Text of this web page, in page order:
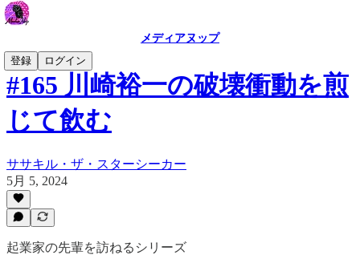
メディアヌップ
登録
ログイン
#165 川崎裕一の破壊衝動を煎
じて飲む
ササキル・ザ・スターシーカー
5月 5, 2024
起業家の先輩を訪ねるシリーズ